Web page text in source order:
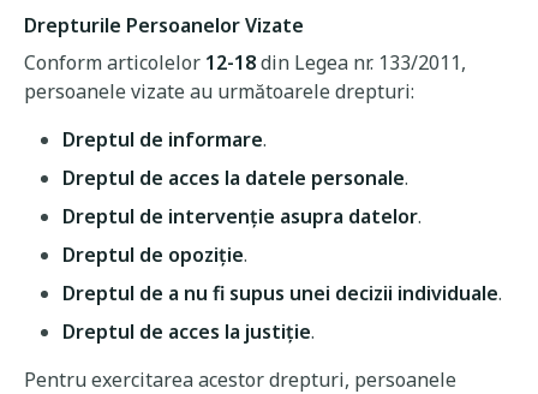
Drepturile Persoanelor Vizate
Conform articolelor 12-18din Legea nr. 133/2011,
persoanele vizate au următoarele drepturi:
Dreptul de informare.
Dreptul de acces la datele personale.
Dreptul de intervenție asupra datelor.
Dreptul de opoziție.
Dreptul de a nu fi supus unei decizii individuale.
Dreptul de acces la justiție.
Pentru exercitarea acestor drepturi, persoanele